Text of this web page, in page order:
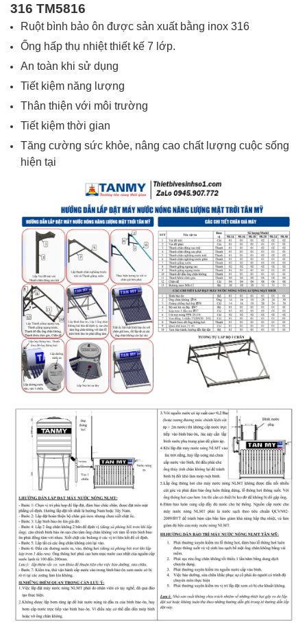
316 TM5816
Ruột bình bảo ôn được sản xuất bằng inox 316
Ống hấp thụ nhiệt thiết kế 7 lớp.
An toàn khi sử dụng
Tiết kiệm năng lượng
Thân thiện với môi trường
Tiết kiệm thời gian
Tăng cường sức khỏe, nâng cao chất lượng cuộc sống
hiện tại